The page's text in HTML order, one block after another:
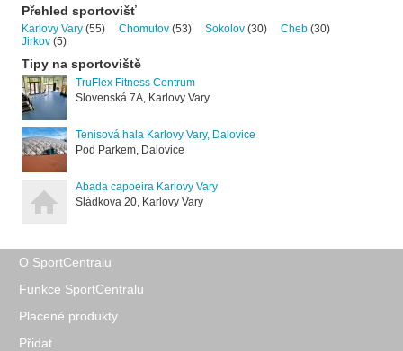
Přehled sportovišť
Karlovy Vary (55) Chomutov (53) Sokolov (30) Cheb (30)
Jirkov (5)
Tipy na sportoviště
TruFlex Fitness Centrum
Slovenská 7A, Karlovy Vary
Tenisová hala Karlovy Vary, Dalovice
Pod Parkem, Dalovice
Abada capoeira Karlovy Vary
Sládkova 20, Karlovy Vary
O SportCentralu
Funkce SportCentralu
Placené produkty
Přidat